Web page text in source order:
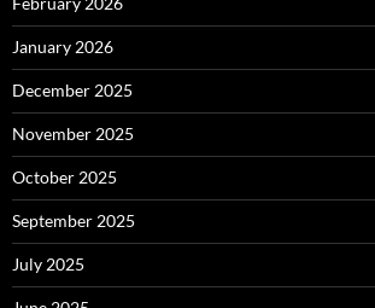
January 2026
December 2025
November 2025
October 2025
September 2025
July 2025